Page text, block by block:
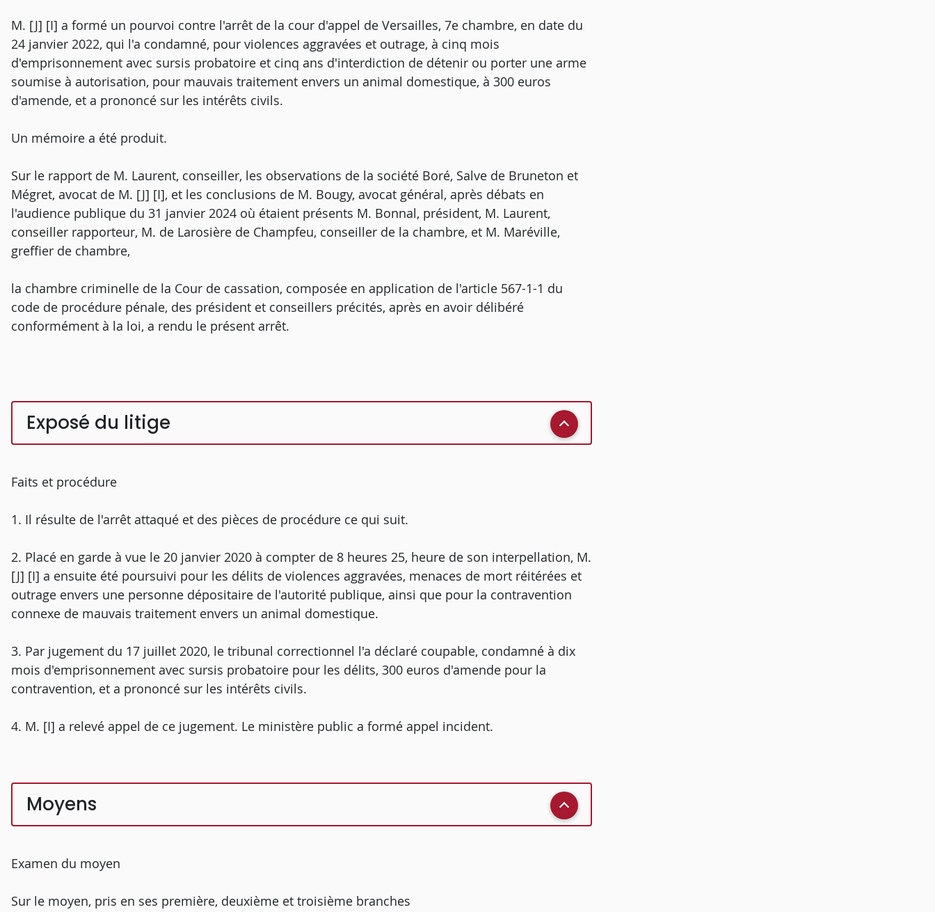
M. [J] [I] a formé un pourvoi contre l'arrêt de la cour d'appel de Versailles, 7e chambre, en date du
24 janvier 2022, qui l'a condamné, pour violences aggravées et outrage, à cinq mois
d'emprisonnement avec sursis probatoire et cinq ans d'interdiction de détenir ou porter une arme
soumise à autorisation, pour mauvais traitement envers un animal domestique, à 300 euros
d'amende, et a prononcé sur les intérêts civils.
Un mémoire a été produit.
Sur le rapport de M. Laurent, conseiller, les observations de la société Boré, Salve de Bruneton et
Mégret, avocat de M. [J] [I], et les conclusions de M. Bougy, avocat général, après débats en
l'audience publique du 31 janvier 2024 où étaient présents M. Bonnal, président, M. Laurent,
conseiller rapporteur, M. de Larosière de Champfeu, conseiller de la chambre, et M. Maréville,
greffier de chambre,
la chambre criminelle de la Cour de cassation, composée en application de l'article 567-1-1 du
code de procédure pénale, des président et conseillers précités, après en avoir délibéré
conformément à la loi, a rendu le présent arrêt.
Exposé du litige
Faits et procédure
1. Il résulte de l'arrêt attaqué et des pièces de procédure ce qui suit.
2. Placé en garde à vue le 20 janvier 2020 à compter de 8 heures 25, heure de son interpellation, M.
[J] [I] a ensuite été poursuivi pour les délits de violences aggravées, menaces de mort réitérées et
outrage envers une personne dépositaire de l'autorité publique, ainsi que pour la contravention
connexe de mauvais traitement envers un animal domestique.
3. Par jugement du 17 juillet 2020, le tribunal correctionnel l'a déclaré coupable, condamné à dix
mois d'emprisonnement avec sursis probatoire pour les délits, 300 euros d'amende pour la
contravention, et a prononcé sur les intérêts civils.
4. M. [I] a relevé appel de ce jugement. Le ministère public a formé appel incident.
Moyens
Examen du moyen
Sur le moyen, pris en ses première, deuxième et troisième branches